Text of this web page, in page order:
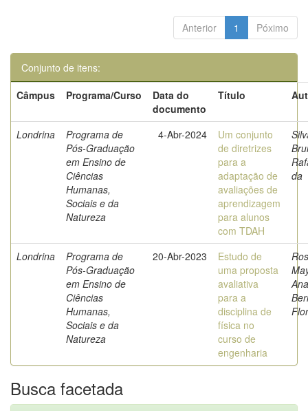
Anterior 1 Póximo
Conjunto de itens:
Câmpus
Programa/Curso
Data do
documento
Título
Londrina
Programa de
Pós-Graduação
em Ensino de
Ciências
Humanas,
Sociais e da
Natureza
4-Abr-2024
Um conjunto
de diretrizes
para a
adaptação de
avaliações de
aprendizagem
para alunos
com TDAH
da
Londrina
Programa de
Pós-Graduação
em Ensino de
Ciências
Humanas,
Sociais e da
Natureza
20-Abr-2023
Estudo de
uma proposta
avaliativa
para a
disciplina de
física no
curso de
engenharia
Busca facetada